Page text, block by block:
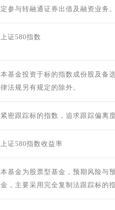
定参与转融通证券出借及融资业务。
上证580指数
本基金投资于标的指数成份股及备
律法规另有规定的除外。
紧密跟踪标的指数，追求跟踪偏离
上证580指数收益率
本基金为股票型基金，预期风险与
金，主要采用完全复制法跟踪标的